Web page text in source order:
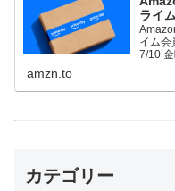
ライ
イム会
7/10
amzn.to
カテゴリー